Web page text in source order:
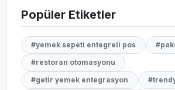
Popüler Etiketler
#yemek sepeti entegreli pos
#restoran otomasyonu
#getir yemek entegrasyon